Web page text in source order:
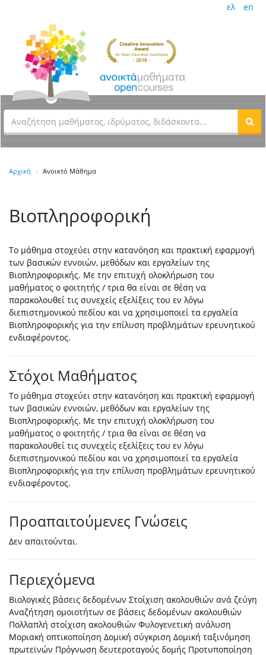
ελ en
Αρχική Ανοικτό Μάθημα
Βιοπληροφορική
Το μάθημα στοχεύει στην κατανόηση και πρακτική εφαρμογή
των βασικών εννοιών, μεθόδων και εργαλείων της
Βιοπληροφορικής. Με την επιτυχή ολοκλήρωση του
μαθήματος ο φοιτητής / τρια θα είναι σε θέση να
παρακολουθεί τις συνεχείς εξελίξεις του εν λόγω
διεπιστημονικού πεδίου και να χρησιμοποιεί τα εργαλεία
Βιοπληροφορικής για την επίλυση προβλημάτων ερευνητικού
ενδιαφέροντος.
Στόχοι Μαθήματος
Το μάθημα στοχεύει στην κατανόηση και πρακτική εφαρμογή
των βασικών εννοιών, μεθόδων και εργαλείων της
Βιοπληροφορικής. Με την επιτυχή ολοκλήρωση του
μαθήματος ο φοιτητής / τρια θα είναι σε θέση να
παρακολουθεί τις συνεχείς εξελίξεις του εν λόγω
διεπιστημονικού πεδίου και να χρησιμοποιεί τα εργαλεία
Βιοπληροφορικής για την επίλυση προβλημάτων ερευνητικού
ενδιαφέροντος.
Προαπαιτούμενες Γνώσεις
Δεν απαιτούνται.
Περιεχόμενα
Βιολογικές βάσεις δεδομένων Στοίχιση ακολουθιών ανά ζεύγη
Αναζήτηση ομοιοτήτων σε βάσεις δεδομένων ακολουθιών
Πολλαπλή στοίχιση ακολουθιών Φυλογενετική ανάλυση
Μοριακή οπτικοποίηση Δομική σύγκριση Δομική ταξινόμηση
πρωτεϊνών Πρόγνωση δευτεροταγούς δομής Προτυποποίηση